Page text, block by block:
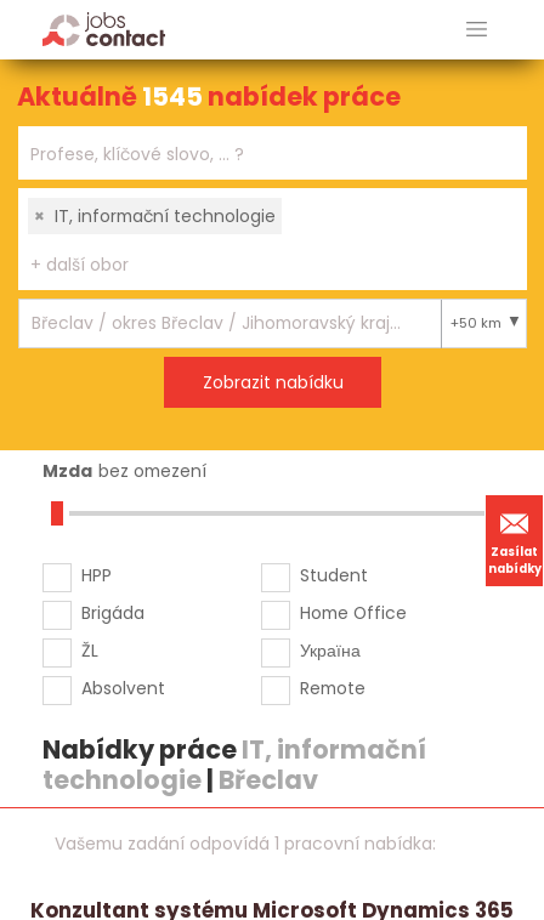
Zasílat
nabídky
Aktuálně1545 nabídek práce
× IT, informační technologie
+50 km
Mzda bez omezení
HPP
Brigáda
ŽL
Absolvent
Student
Home Office
Україна
Remote
Nabídky práceIT, informační
technologie| Břeclav
Vašemu zadání odpovídá 1 pracovní nabídka:
Konzultant systému Microsoft Dynamics 365